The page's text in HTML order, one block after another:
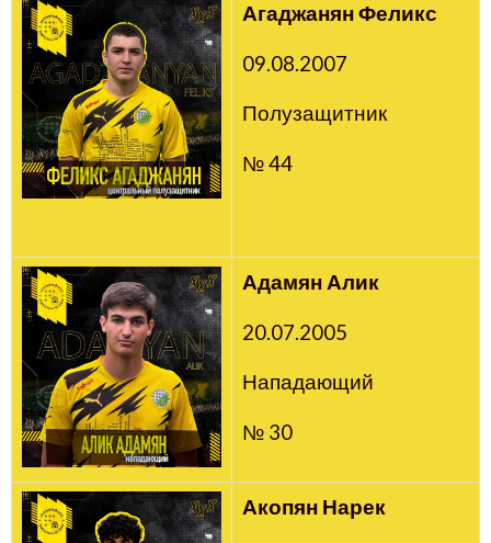
Агаджанян Феликс
09.08.2007
Полузащитник
№ 44
Адамян Алик
20.07.2005
Нападающий
№ 30
Акопян Нарек